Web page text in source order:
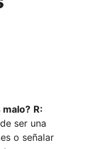
malo? R:
ser una
o señalar